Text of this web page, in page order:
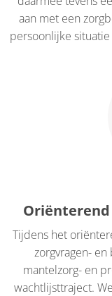
aan met een
persoonlijke
Tijdens het
zorgvragen-
mantelzorg- en
wachtlijsttraject.